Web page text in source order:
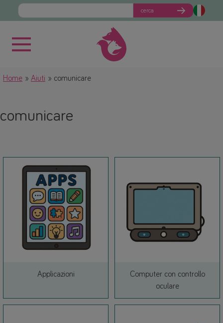
cerca
Home Aiuti comunicare
comunicare
ApplicazioniLink
Computer con controllo
oculareLink